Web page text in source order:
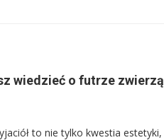
wiedzieć o futrze
to nie tylko kwestia